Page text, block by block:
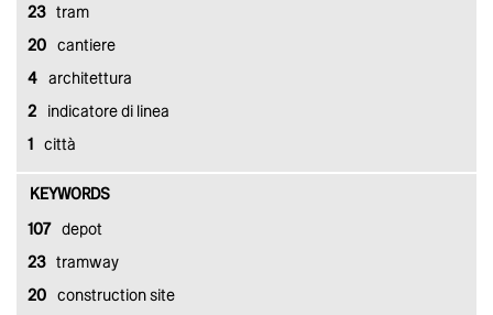
23 tram
20 cantiere
4 architettura
2 indicatore di linea
1 città
KEYWORDS
107 depot
23 tramway
20 construction site